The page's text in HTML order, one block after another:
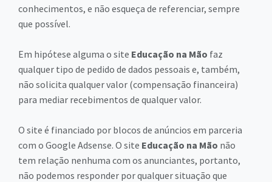
conhecimentos, e não esqueça de referenciar, sempre
que possível.
Em hipótese alguma o site Educação na Mão faz
qualquer tipo de pedido de dados pessoais e, também,
não solicita qualquer valor (compensação financeira)
para mediar recebimentos de qualquer valor.
O site é financiado por blocos de anúncios em parceria
com o Google Adsense. O site Educação na Mão não
tem relação nenhuma com os anunciantes, portanto,
não podemos responder por qualquer situação que